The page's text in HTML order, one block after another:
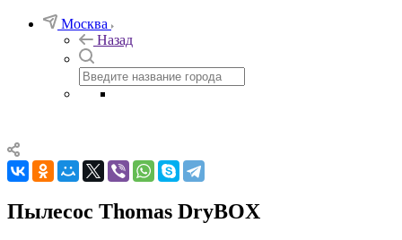
Москва
Назад
Пылесос Thomas DryBOX